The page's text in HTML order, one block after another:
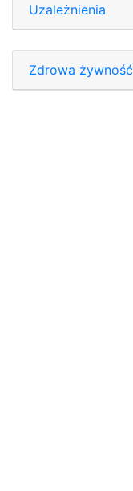
Uzależnienia
Zdrowa żywność